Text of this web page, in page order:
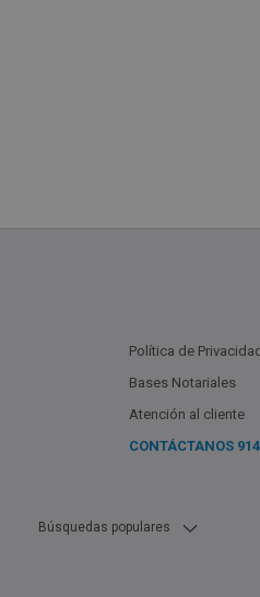
Política de Privacidad
Bases Notariales
Atención al cliente
CONTÁCTANOS
Búsquedas populares